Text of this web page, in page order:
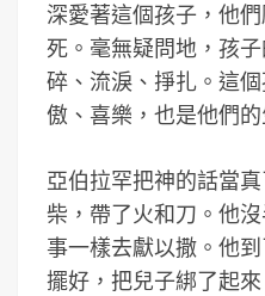
深愛著這個孩子，他
死。毫無疑問地，孩
碎、流淚、掙扎。這
傲、喜樂，也是他們的
亞伯拉罕把神的話當
柴，帶了火和刀。他
事一樣去獻以撒。他
擺好，把兒子綁了起